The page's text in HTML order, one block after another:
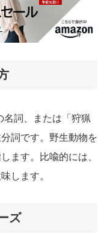
名詞、または「狩猟
詞です。野生動物を
ます。比喩的には、
します。
ズ